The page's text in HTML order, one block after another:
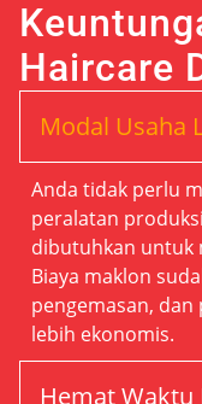
Haircare
Modal Usaha
Anda tidak perlu
peralatan
dibutuhkan untuk
Biaya maklon
pengemasan,
lebih ekonomis.
Hemat Waktu